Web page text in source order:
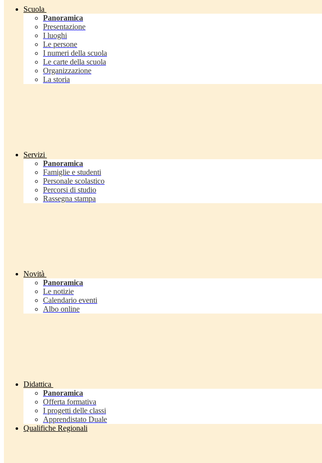
Scuola
Panoramica
Presentazione
I luoghi
Le persone
I numeri della scuola
Le carte della scuola
Organizzazione
La storia
Servizi
Panoramica
Famiglie e studenti
Personale scolastico
Percorsi di studio
Rassegna stampa
Novità
Panoramica
Le notizie
Calendario eventi
Albo online
Didattica
Panoramica
Offerta formativa
I progetti delle classi
Apprendistato Duale
Qualifiche Regionali